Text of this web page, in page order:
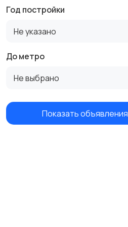
Год постройки
Не указано
До метро
Не выбрано
Показать объявления